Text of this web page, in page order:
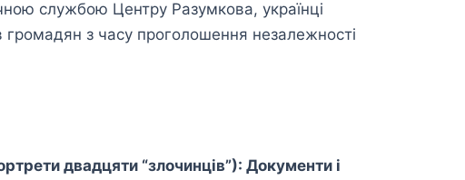
службою Центру Разумкова, українці
громадян з часу проголошення незалежності
двадцяти “злочинців”): Документи і